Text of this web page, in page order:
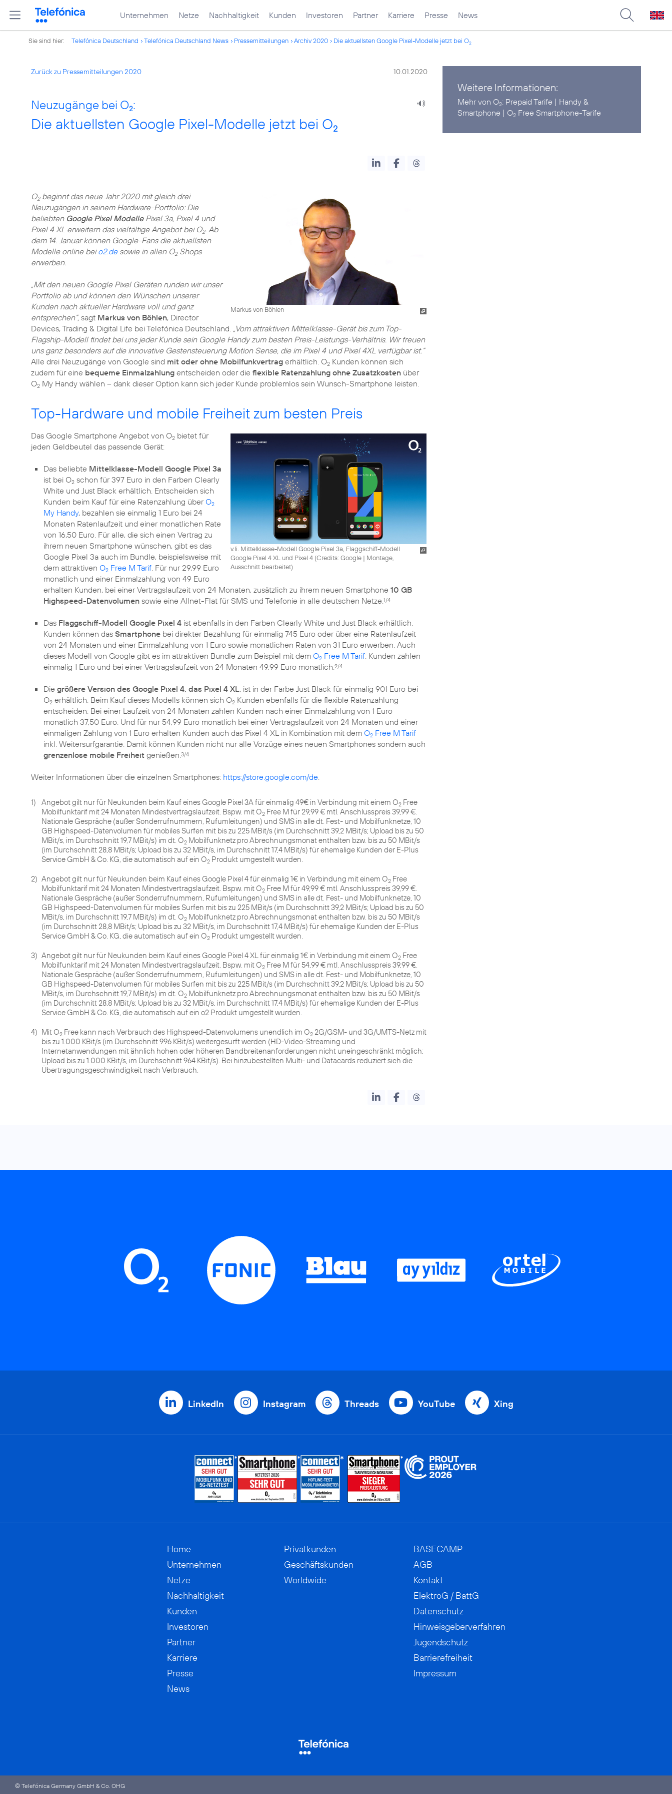
Unternehmen Netze Nachhaltigkeit Kunden Investoren Partner Karriere Presse News
Sie sind hier: Telefónica Deutschland Telefónica Deutschland News Pressemitteilungen Archiv 2020 Die aktuellsten Google Pixel-Modelle jetzt bei O2
Zurück zu Pressemitteilungen 2020 10.01.2020
Neuzugänge bei O2:
Die aktuellsten Google Pixel-Modelle jetzt bei O2
Markus von Böhlen
O2beginnt das neue Jahr 2020 mit gleich drei
Neuzugängen in seinem Hardware-Portfolio: Die
beliebten Google Pixel ModellePixel 3a, Pixel 4 und
Pixel 4 XL erweitern das vielfältige Angebot bei O2. Ab
dem 14. Januar können Google-Fans die aktuellsten
Modelle online beio2.desowie in allen O2Shops
erwerben.
„Mit den neuen Google Pixel Geräten runden wir unser
Portfolio ab und können den Wünschen unserer
Kunden nach aktueller Hardware voll und ganz
entsprechen“, sagt Markus von Böhlen, Director
Devices, Trading & Digital Life bei Telefónica Deutschland. „Vom attraktiven Mittelklasse-Gerät bis zum Top-
Flagship-Modell findet bei uns jeder Kunde sein Google Handy zum besten Preis-Leistungs-Verhältnis. Wir freuen
uns ganz besonders auf die innovative Gestensteuerung Motion Sense, die im Pixel 4 und Pixel 4XL verfügbar ist.“
Alle drei Neuzugänge von Google sind mit oder ohne Mobilfunkvertrag erhältlich. O2 Kunden können sich
zudem für eine bequeme Einmalzahlung entscheiden oder die flexible Ratenzahlung ohne Zusatzkosten über
O2 My Handy wählen – dank dieser Option kann sich jeder Kunde problemlos sein Wunsch-Smartphone leisten.
Top-Hardware und mobile Freiheit zum besten Preis
v.li. Mittelklasse-Modell Google Pixel 3a, Flaggschiff-Modell
Google Pixel 4 XL und Pixel 4 (Credits: Google| Montage,
Ausschnitt bearbeitet)
Das Google Smartphone Angebot von O2 bietet für
jeden Geldbeutel das passende Gerät:
Das beliebte Mittelklasse-Modell Google Pixel 3a
ist bei O2 schon für 397 Euro in den Farben Clearly
White und Just Black erhältlich. Entscheiden sich
Kunden beim Kauf für eine Ratenzahlung überO2
My Handy, bezahlen sie einmalig 1 Euro bei 24
Monaten Ratenlaufzeit und einer monatlichen Rate
von 16,50 Euro. Für alle, die sich einen Vertrag zu
ihrem neuen Smartphone wünschen, gibt es das
Google Pixel 3a auch im Bundle, beispielsweise mit
dem attraktiven O2 Free M Tarif. Für nur 29,99 Euro
monatlich und einer Einmalzahlung von 49 Euro
erhalten Kunden, bei einer Vertragslaufzeit von 24 Monaten, zusätzlich zu ihrem neuen Smartphone 10 GB
Highspeed-Datenvolumen sowie eine Allnet-Flat für SMS und Telefonie in alle deutschen Netze.1/4
Das Flaggschiff-Modell Google Pixel 4 ist ebenfalls in den Farben Clearly White und Just Black erhältlich.
Kunden können das Smartphone bei direkter Bezahlung für einmalig 745 Euro oder über eine Ratenlaufzeit
von 24 Monaten und einer Einmalzahlung von 1 Euro sowie monatlichen Raten von 31 Euro erwerben. Auch
dieses Modell von Google gibt es im attraktiven Bundle zum Beispiel mit dem O2 Free M Tarif: Kunden zahlen
einmalig 1 Euro und bei einer Vertragslaufzeit von 24 Monaten 49,99 Euro monatlich.2/4
Die größere Version des Google Pixel 4, das Pixel 4 XL, ist in der Farbe Just Black für einmalig 901 Euro bei
O2 erhältlich. Beim Kauf dieses Modells können sich O2 Kunden ebenfalls für die flexible Ratenzahlung
entscheiden: Bei einer Laufzeit von 24 Monaten zahlen Kunden nach einer Einmalzahlung von 1 Euro
monatlich 37,50 Euro. Und für nur 54,99 Euro monatlich bei einer Vertragslaufzeit von 24 Monaten und einer
einmaligen Zahlung von 1 Euro erhalten Kunden auch das Pixel 4 XL in Kombination mit dem O2 Free M Tarif
inkl. Weitersurfgarantie. Damit können Kunden nicht nur alle Vorzüge eines neuen Smartphones sondern auch
grenzenlose mobile Freiheit genießen.3/4
Weiter Informationen über die einzelnen Smartphones: https://store.google.com/de.
1) Angebot gilt nur für Neukunden beim Kauf eines Google Pixel 3A für einmalig 49€ in Verbindung mit einem O2 Free
Mobilfunktarif mit 24 Monaten Mindestvertragslaufzeit. Bspw. mit O2 Free M für 29,99 € mtl. Anschlusspreis 39,99 €.
Nationale Gespräche (außer Sonderrufnummern, Rufumleitungen) und SMS in alle dt. Fest- und Mobilfunknetze, 10
GB Highspeed-Datenvolumen für mobiles Surfen mit bis zu 225 MBit/s (im Durchschnitt 39,2 MBit/s; Upload bis zu 50
MBit/s, im Durchschnitt 19,7 MBit/s) im dt. O2 Mobilfunknetz pro Abrechnungsmonat enthalten bzw. bis zu 50 MBit/s
(im Durchschnitt 28,8 MBit/s; Upload bis zu 32 MBit/s, im Durchschnitt 17,4 MBit/s) für ehemalige Kunden der E-Plus
Service GmbH & Co. KG, die automatisch auf ein O2 Produkt umgestellt wurden.
2) Angebot gilt nur für Neukunden beim Kauf eines Google Pixel 4 für einmalig 1€ in Verbindung mit einem O2 Free
Mobilfunktarif mit 24 Monaten Mindestvertragslaufzeit. Bspw. mit O2 Free M für 49,99 € mtl. Anschlusspreis 39,99 €.
Nationale Gespräche (außer Sonderrufnummern, Rufumleitungen) und SMS in alle dt. Fest- und Mobilfunknetze, 10
GB Highspeed-Datenvolumen für mobiles Surfen mit bis zu 225 MBit/s (im Durchschnitt 39,2 MBit/s; Upload bis zu 50
MBit/s, im Durchschnitt 19,7 MBit/s) im dt. O2 Mobilfunknetz pro Abrechnungsmonat enthalten bzw. bis zu 50 MBit/s
(im Durchschnitt 28,8 MBit/s; Upload bis zu 32 MBit/s, im Durchschnitt 17,4 MBit/s) für ehemalige Kunden der E-Plus
Service GmbH & Co. KG, die automatisch auf ein O2 Produkt umgestellt wurden.
3) Angebot gilt nur für Neukunden beim Kauf eines Google Pixel 4 XL für einmalig 1€ in Verbindung mit einem O2 Free
Mobilfunktarif mit 24 Monaten Mindestvertragslaufzeit. Bspw. mit O2 Free M für 54,99 € mtl. Anschlusspreis 39,99 €.
Nationale Gespräche (außer Sonderrufnummern, Rufumleitungen) und SMS in alle dt. Fest- und Mobilfunknetze, 10
GB Highspeed-Datenvolumen für mobiles Surfen mit bis zu 225 MBit/s (im Durchschnitt 39,2 MBit/s; Upload bis zu 50
MBit/s, im Durchschnitt 19,7 MBit/s) im dt. O2 Mobilfunknetz pro Abrechnungsmonat enthalten bzw. bis zu 50 MBit/s
(im Durchschnitt 28,8 MBit/s; Upload bis zu 32 MBit/s, im Durchschnitt 17,4 MBit/s) für ehemalige Kunden der E-Plus
Service GmbH & Co. KG, die automatisch auf ein o2 Produkt umgestellt wurden.
4) Mit O2 Free kann nach Verbrauch des Highspeed-Datenvolumens unendlich im O2 2G/GSM- und 3G/UMTS-Netz mit
bis zu 1.000 KBit/s (im Durchschnitt 996 KBit/s) weitergesurft werden (HD-Video-Streaming und
Internetanwendungen mit ähnlich hohen oder höheren Bandbreitenanforderungen nicht uneingeschränkt möglich;
Upload bis zu 1.000 KBit/s, im Durchschnitt 964 KBit/s). Bei hinzubestellten Multi- und Datacards reduziert sich die
Übertragungsgeschwindigkeit nach Verbrauch.
Weitere Informationen:
Mehr von O2: Prepaid Tarife | Handy &
Smartphone | O2 Free Smartphone-Tarife
LinkedIn Instagram Threads YouTube Xing
Home
Unternehmen
Netze
Nachhaltigkeit
Kunden
Investoren
Partner
Karriere
Presse
News
Privatkunden
Geschäftskunden
Worldwide
BASECAMP
AGB
Kontakt
ElektroG / BattG
Datenschutz
Hinweisgeberverfahren
Jugendschutz
Barrierefreiheit
Impressum
© Telefónica Germany GmbH & Co. OHG